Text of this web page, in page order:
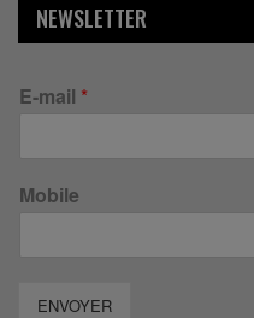
NEWSLETTER
E-mail *
Mobile
ENVOYER